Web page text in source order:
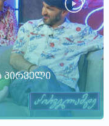
პირველი